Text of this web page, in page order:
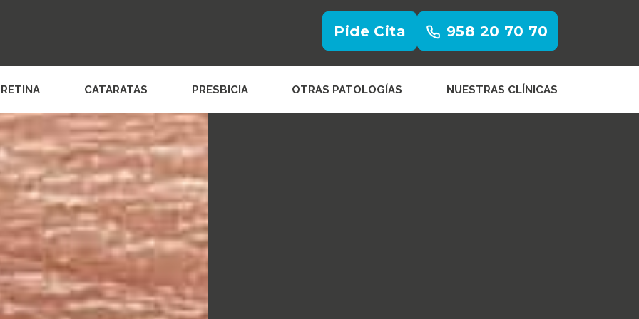
Pide Cita 958 20 70 70
RETINA CATARATAS PRESBICIA OTRAS PATOLOGÍAS NUESTRAS CLÍNICAS